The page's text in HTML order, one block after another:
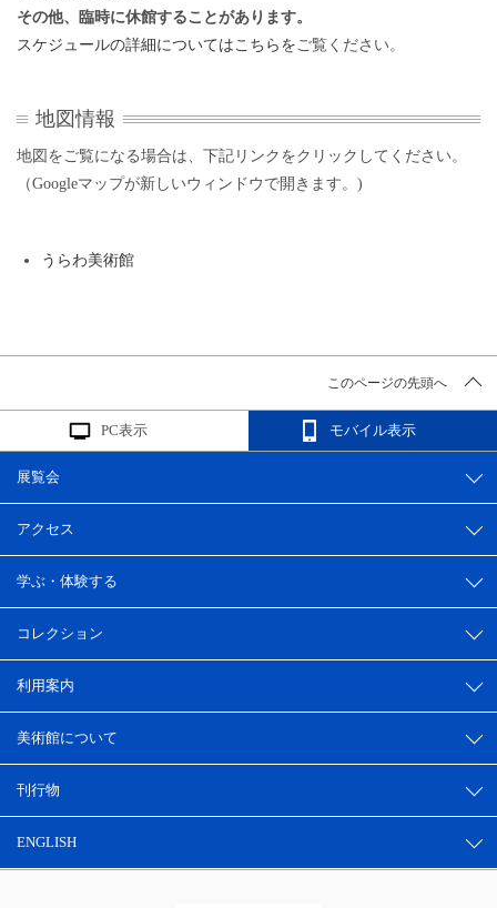
その他、臨時に休館することがあります。
スケジュールの詳細についてはこちらをご覧ください。
地図情報
地図をご覧になる場合は、下記リンクをクリックしてください。
（Googleマップが新しいウィンドウで開きます。)
うらわ美術館
このページの先頭へ
PC表示 モバイル表示
展覧会
アクセス
学ぶ・体験する
コレクション
利用案内
美術館について
刊行物
ENGLISH